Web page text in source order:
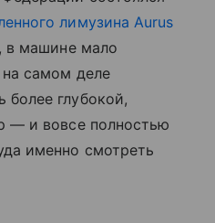
лимузина Aurus
в машине мало
на самом деле
более глубокой,
— и вовсе полностью
именно смотреть